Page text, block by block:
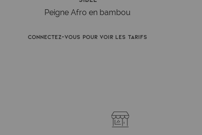
Peigne Afro en bambou
Connectez-vous pour voir les tarifs